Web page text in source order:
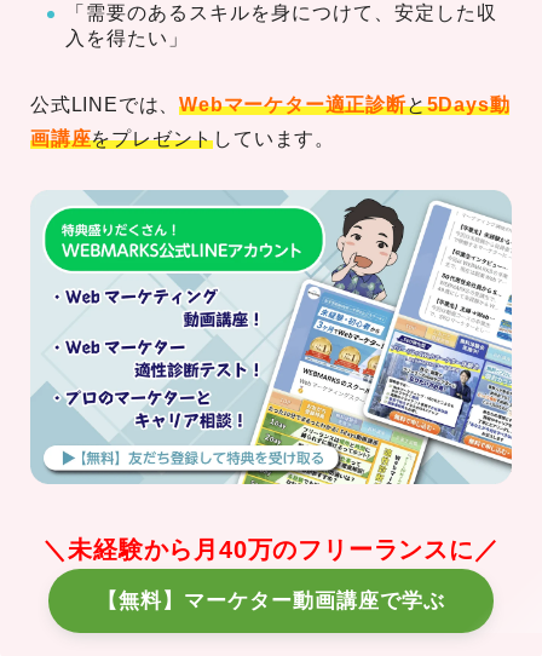
「需要のあるスキルを身につけて、安定した収
入を得たい」
公式LINEでは、Webマーケター適正診断と5Days動
画講座をプレゼントしています。
＼未経験から月40万のフリーランスに／
【無料】マーケター動画講座で学ぶ